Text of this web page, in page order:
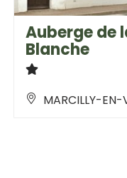
Auberge de
Blanche
MARCILLY-EN-